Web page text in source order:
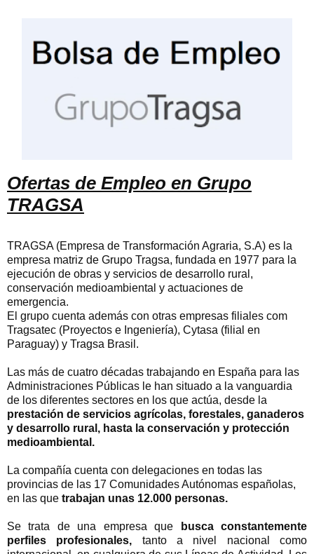
Ofertas de Empleo en Grupo
TRAGSA
TRAGSA (Empresa de Transformación Agraria, S.A) es la
empresa matriz de Grupo Tragsa, fundada en 1977 para la
ejecución de obras y servicios de desarrollo rural,
conservación medioambiental y actuaciones de
emergencia.
El grupo cuenta además con otras empresas filiales com
Tragsatec (Proyectos e Ingeniería), Cytasa (filial en
Paraguay) y Tragsa Brasil.
Las más de cuatro décadas trabajando en España para las
Administraciones Públicas le han situado a la vanguardia
de los diferentes sectores en los que actúa, desde la
prestación de servicios agrícolas, forestales, ganaderos
y desarrollo rural, hasta la conservación y protección
medioambiental.
La compañía cuenta con delegaciones en todas las
provincias de las 17 Comunidades Autónomas españolas,
en las que trabajan unas 12.000 personas.
Se trata de una empresa que
busca constantemente
perfiles profesionales, tanto a nivel nacional como